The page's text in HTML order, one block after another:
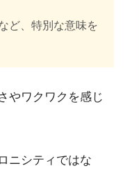
ど、特別な意味を
やワクワクを感じ
ニシティではな